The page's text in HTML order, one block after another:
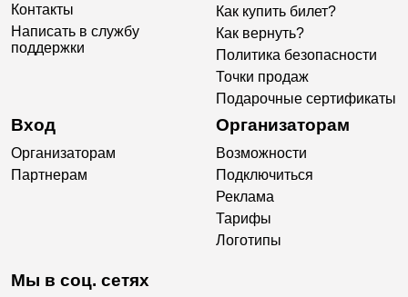
Контакты
Написать в службу
поддержки
Как купить билет?
Как вернуть?
Политика безопасности
Точки продаж
Подарочные сертификаты
Вход
Организаторам
Партнерам
Организаторам
Возможности
Подключиться
Реклама
Тарифы
Логотипы
Мы в соц. сетях